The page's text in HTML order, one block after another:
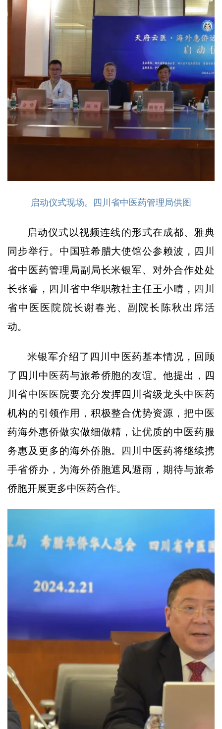
启动仪式现场。四川省中医药管理局供图
启动仪式以视频连线的形式在成都、雅典
同步举行。中国驻希腊大使馆公参赖波，四川
省中医药管理局副局长米银军、对外合作处处
长张睿，四川省中华职教社主任王小晴，四川
省中医医院院长谢春光、副院长陈秋出席活
动。
米银军介绍了四川中医药基本情况，回顾
了四川中医药与旅希侨胞的友谊。他提出，四
川省中医医院要充分发挥四川省级龙头中医药
机构的引领作用，积极整合优势资源，把中医
药海外惠侨做实做细做精，让优质的中医药服
务惠及更多的海外侨胞。四川中医药将继续携
手省侨办，为海外侨胞遮风避雨，期待与旅希
侨胞开展更多中医药合作。